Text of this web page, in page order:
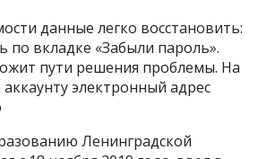
данные легко восстановить:
по вкладке «Забыли пароль».
пути решения проблемы. На
электронный адрес
Ленинградской